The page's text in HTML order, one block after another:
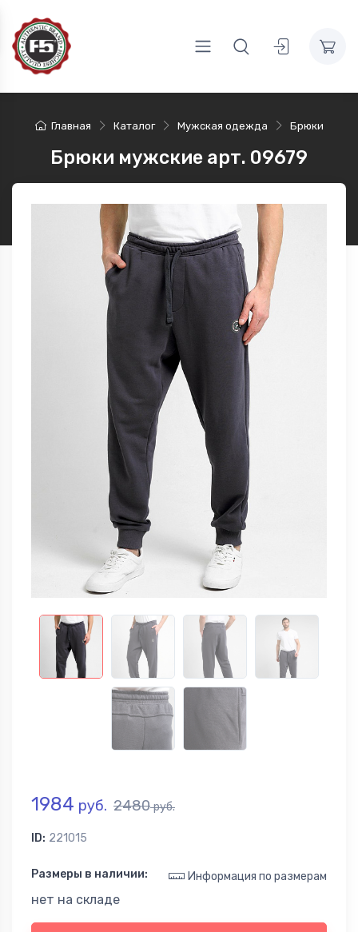
Главная Каталог Мужская одежда Брюки
Брюки мужские арт. 09679
1984 руб. 2480руб.
ID: 221015
Размеры в наличии: Информация по размерам
нет на складе